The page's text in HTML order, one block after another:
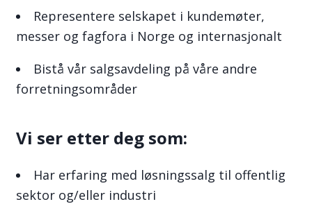
Representere selskapet i kundemøter,
messer og fagfora i Norge og internasjonalt
Bistå vår salgsavdeling på våre andre
forretningsområder
Vi ser etter deg som:
Har erfaring med løsningssalg til offentlig
sektor og/eller industri